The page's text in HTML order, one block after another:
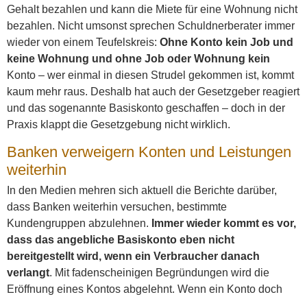
Gehalt bezahlen und kann die Miete für eine Wohnung nicht
bezahlen. Nicht umsonst sprechen Schuldnerberater immer
wieder von einem Teufelskreis: Ohne Konto kein Job und
keine Wohnung und ohne Job oder Wohnung kein
Konto – wer einmal in diesen Strudel gekommen ist, kommt
kaum mehr raus. Deshalb hat auch der Gesetzgeber reagiert
und das sogenannte Basiskonto geschaffen – doch in der
Praxis klappt die Gesetzgebung nicht wirklich.
Banken verweigern Konten und Leistungen
weiterhin
In den Medien mehren sich aktuell die Berichte darüber,
dass Banken weiterhin versuchen, bestimmte
Kundengruppen abzulehnen. Immer wieder kommt es vor,
dass das angebliche Basiskonto eben nicht
bereitgestellt wird, wenn ein Verbraucher danach
verlangt. Mit fadenscheinigen Begründungen wird die
Eröffnung eines Kontos abgelehnt. Wenn ein Konto doch